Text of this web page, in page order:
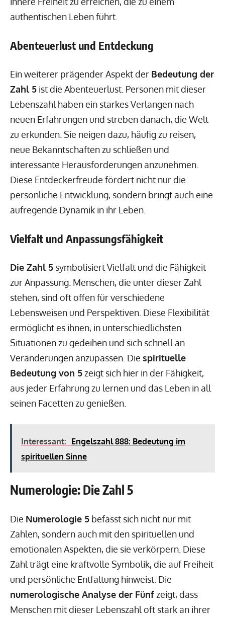
authentischen Leben führt.
Abenteuerlust und Entdeckung
Ein weiterer prägender Aspekt der Bedeutung der
Zahl 5 ist die Abenteuerlust. Personen mit dieser
Lebenszahl haben ein starkes Verlangen nach
neuen Erfahrungen und streben danach, die Welt
zu erkunden. Sie neigen dazu, häufig zu reisen,
neue Bekanntschaften zu schließen und
interessante Herausforderungen anzunehmen.
Diese Entdeckerfreude fördert nicht nur die
persönliche Entwicklung, sondern bringt auch eine
aufregende Dynamik in ihr Leben.
Vielfalt und Anpassungsfähigkeit
Die Zahl 5 symbolisiert Vielfalt und die Fähigkeit
zur Anpassung. Menschen, die unter dieser Zahl
stehen, sind oft offen für verschiedene
Lebensweisen und Perspektiven. Diese Flexibilität
ermöglicht es ihnen, in unterschiedlichsten
Situationen zu gedeihen und sich schnell an
Veränderungen anzupassen. Die spirituelle
Bedeutung von 5zeigt sich hier in der Fähigkeit,
aus jeder Erfahrung zu lernen und das Leben in all
seinen Facetten zu genießen.
Interessant: Engelszahl 888: Bedeutung im
spirituellen Sinne
Numerologie: Die Zahl 5
Die Numerologie 5 befasst sich nicht nur mit
Zahlen, sondern auch mit den spirituellen und
emotionalen Aspekten, die sie verkörpern. Diese
Zahl trägt eine kraftvolle Symbolik, die auf Freiheit
und persönliche Entfaltung hinweist. Die
numerologische Analyse der Fünfzeigt, dass
Menschen mit dieser Lebenszahl oft stark an ihrer